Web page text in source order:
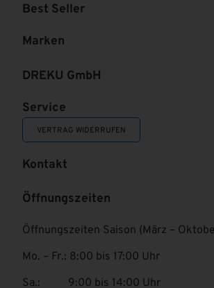
Best Seller
Marken
DREKU GmbH
Service
VERTRAG WIDERRUFEN
Kontakt
Öffnungszeiten
Öffnungszeiten Saison (März –
Mo. – Fr.: 8:00 bis 17:00 Uhr
Sa.: 9:00 bis 14:00 Uhr